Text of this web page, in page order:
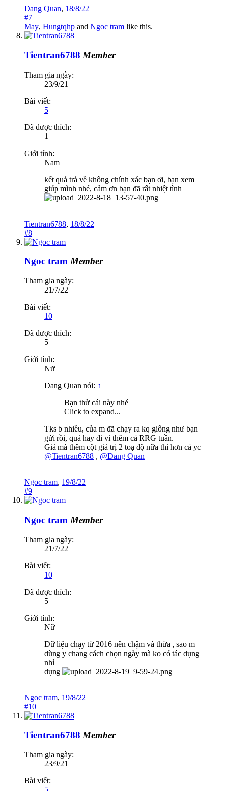
Dang Quan, 18/8/22
#7
May, Hungtqhp and Ngoc tram like this.
Tientran6788 Member
Tham gia ngày:
23/9/21
Bài viết:
5
Đã được thích:
1
Giới tính:
Nam
kết quả trả về không chính xác bạn ơi, bạn xem
giúp mình nhé, cảm ơn bạn đã rất nhiệt tình
Tientran6788, 18/8/22
#8
Ngoc tram Member
Tham gia ngày:
21/7/22
Bài viết:
10
Đã được thích:
5
Giới tính:
Nữ
Dang Quan nói: ↑
Bạn thử cái này nhé
Click to expand...
Tks b nhiều, của m đã chạy ra kq giống như bạn
gứi rồi, quá hay đi vì thêm cả RRG tuần.
Giá mà thêm cột giá trị 2 toạ độ nữa thì hơn cả yc
@Tientran6788 , @Dang Quan
Ngoc tram, 19/8/22
#9
Ngoc tram Member
Tham gia ngày:
21/7/22
Bài viết:
10
Đã được thích:
5
Giới tính:
Nữ
Dữ liệu chạy từ 2016 nên chậm và thừa , sao m
dùng y chang cách chọn ngày mà ko có tác dụng
nhỉ
dụng
Ngoc tram, 19/8/22
#10
Tientran6788 Member
Tham gia ngày:
23/9/21
Bài viết: